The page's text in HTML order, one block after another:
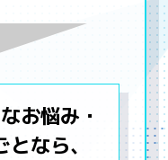
お悩み・
なら、